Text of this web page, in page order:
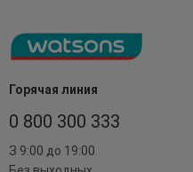
Горячая линия
0 800 300 333
З 9:00 до 19:00